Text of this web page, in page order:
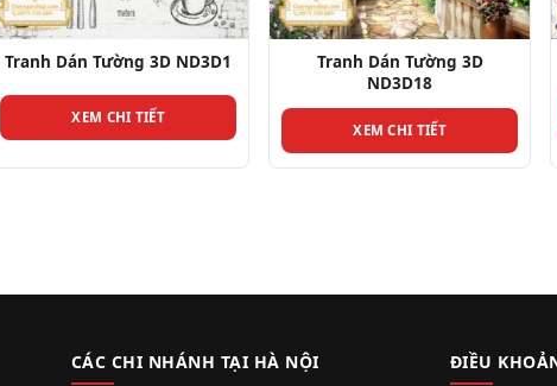
Tranh Dán Tường 3D ND3D1
XEM CHI TIẾT
Tranh Dán Tường 3D
ND3D18
XEM CHI TIẾT
CÁC CHI NHÁNH TẠI HÀ NỘI ĐIỀU